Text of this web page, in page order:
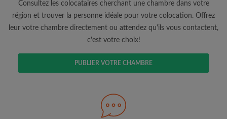
jour du compte par e-mail
Consultez les chambres et les profils des
Consultez les colocataires cherchant une chambre dans votre
région et trouver la personne idéale pour votre colocation. Offrez
leur votre chambre directement ou attendez qu'ils vous contactent,
c'est votre choix!
PUBLIER VOTRE CHAMBRE